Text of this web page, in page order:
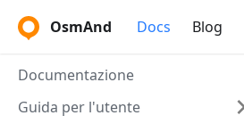
OsmAnd Docs Blog
Documentazione
Guida per l'utente